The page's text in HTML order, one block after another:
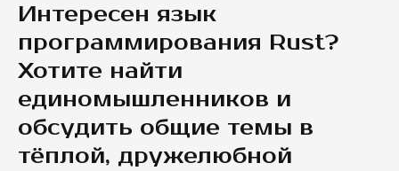
Интересен язык
программирования Rust?
Хотите найти
единомышленников и
обсудить общие темы в
тёплой, дружелюбной